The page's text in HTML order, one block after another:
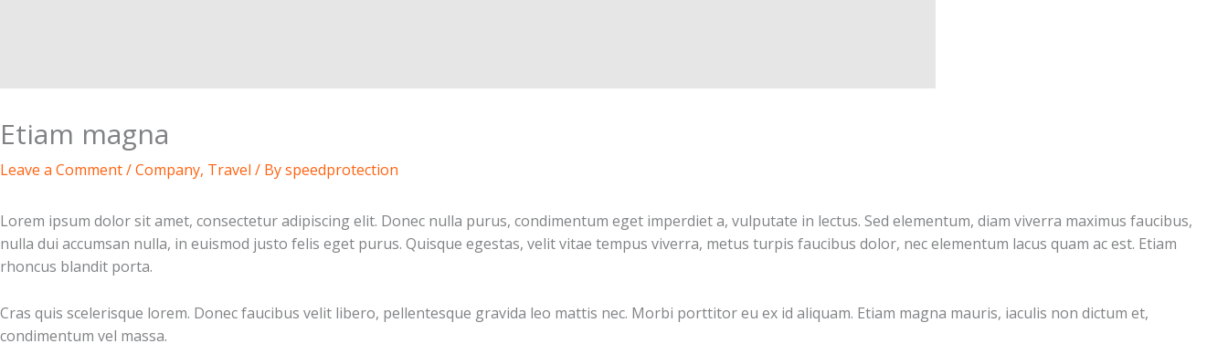
Etiam magna
Leave a Comment/Company, Travel / Byspeedprotection
Lorem ipsum dolor sit amet, consectetur adipiscing elit. Donec nulla purus, condimentum eget imperdiet a, vulputate in lectus. Sed elementum, diam viverra maximus faucibus,
nulla dui accumsan nulla, in euismod justo felis eget purus. Quisque egestas, velit vitae tempus viverra, metus turpis faucibus dolor, nec elementum lacus quam ac est. Etiam
rhoncus blandit porta.
Cras quis scelerisque lorem. Donec faucibus velit libero, pellentesque gravida leo mattis nec. Morbi porttitor eu ex id aliquam. Etiam magna mauris, iaculis non dictum et,
condimentum vel massa.